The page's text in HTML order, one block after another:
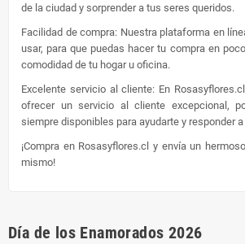
de la ciudad y sorprender a tus seres queridos.
Facilidad de compra: Nuestra plataforma en
usar, para que puedas hacer tu compra en
comodidad de tu hogar u oficina.
Excelente servicio al cliente: En
ofrecer un servicio al cliente excepcional,
siempre disponibles para ayudarte y responder
¡Compra en Rosasyflores.cl y envía un
mismo!
Día de los Enamorados 2026